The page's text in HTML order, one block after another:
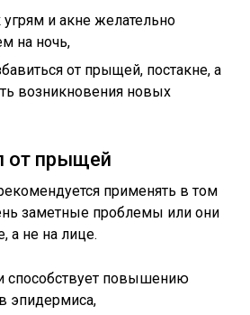
и акне желательно
на ночь,
от прыщей, постакне, а
возникновения новых
от прыщей
применять в том
заметные проблемы или они
а не на лице.
способствует повышению
эпидермиса,